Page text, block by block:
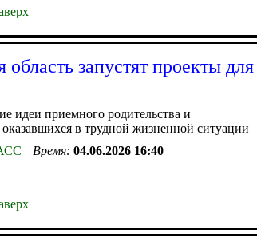
запустят проекты для
идеи приемного родительства и
в трудной жизненной ситуации
Время: 04.06.2026 16:40